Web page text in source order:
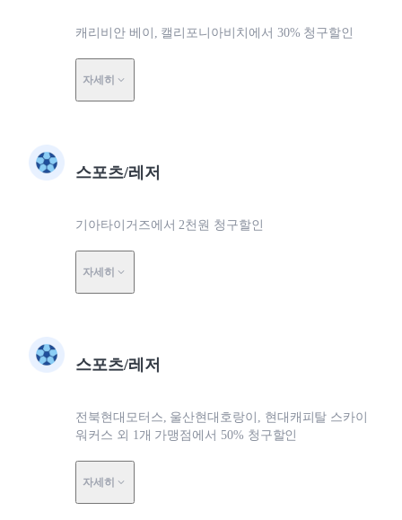
캐리비안 베이, 캘리포니아비치에서 30% 청구할인
자세히
스포츠/레저
기아타이거즈에서 2천원 청구할인
자세히
스포츠/레저
전북현대모터스, 울산현대호랑이, 현대캐피탈 스카이
워커스 외 1개 가맹점에서 50% 청구할인
자세히